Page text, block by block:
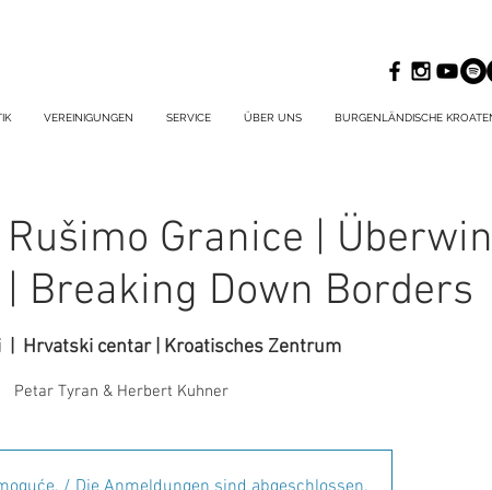
VEREINIGUNGEN SERVICE ÜBER UNS BURGENLÄNDISCHE
Granice |
Breaking Down Borders
Hrvatski centar | Kroatisches Zentrum